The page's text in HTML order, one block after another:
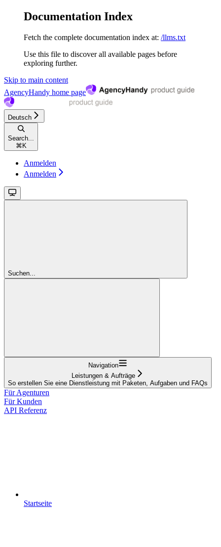
Documentation Index
Fetch the complete documentation index at: /llms.txt
Use this file to discover all available pages before
exploring further.
Skip to main content
AgencyHandy home page
Deutsch
Search...
⌘ K
Anmelden
Anmelden
Suchen...
Navigation
Leistungen & Aufträge
So erstellen Sie eine Dienstleistung mit Paketen, Aufgaben und FAQs
Für Agenturen
Für Kunden
API Referenz
Startseite